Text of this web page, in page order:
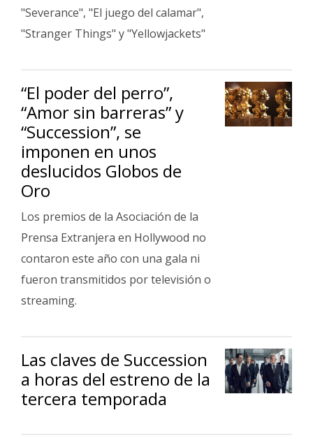
"Severance", "El juego del calamar",
"Stranger Things" y "Yellowjackets"
“El poder del perro”,
“Amor sin barreras” y
“Succession”, se
imponen en unos
deslucidos Globos de
Oro
Los premios de la Asociación de la
Prensa Extranjera en Hollywood no
contaron este año con una gala ni
fueron transmitidos por televisión o
streaming.
Las claves de Succession
a horas del estreno de la
tercera temporada